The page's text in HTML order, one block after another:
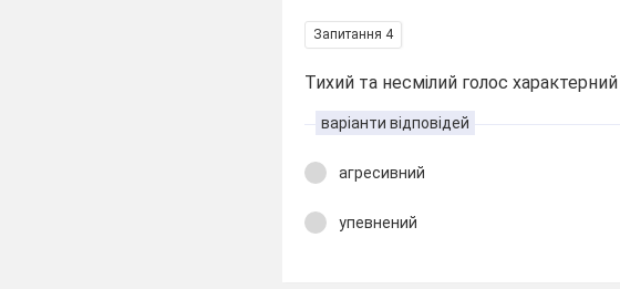
Запитання 4
Тихий та несмілий голос характерний
варіанти відповідей
агресивний
упевнений